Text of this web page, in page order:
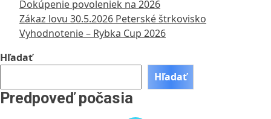
Dokúpenie povoleniek na 2026
Zákaz lovu 30.5.2026 Peterské štrkovisko
Vyhodnotenie – Rybka Cup 2026
Hľadať
Hľadať
Predpoveď počasia